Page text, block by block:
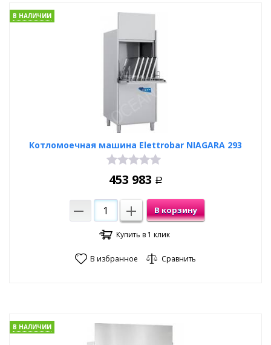
Котломоечная машина Elettrobar NIAGARA 293
В НАЛИЧИИ
453 983 Р
В корзину
Купить в 1 клик
В избранное Сравнить
В НАЛИЧИИ